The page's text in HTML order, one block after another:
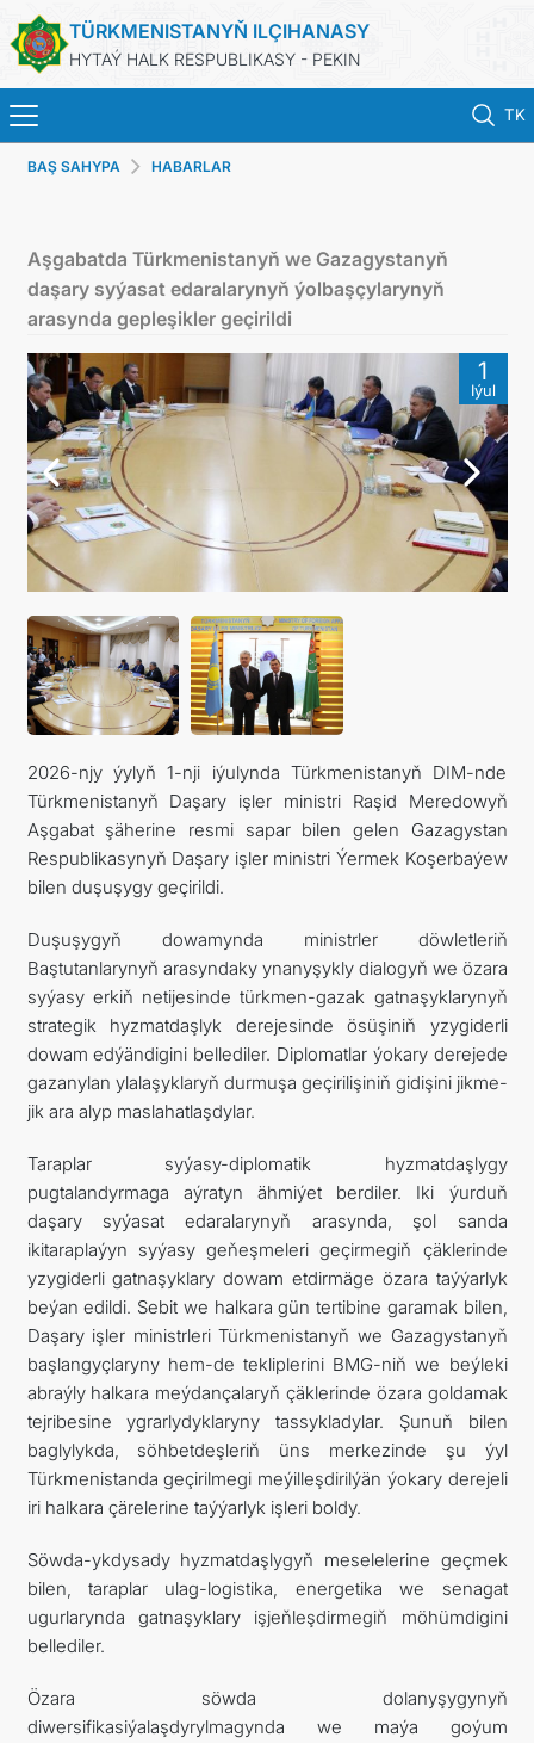
TÜRKMENISTANYŇ ILÇIHANASY
HYTAÝ HALK RESPUBLIKASY - PEKIN
TK
BAŞ SAHYPA
TÜRKMENISTAN
KONSULLYK HYZMATLARY
ARAGATNAŞYK
BAŞ SAHYPA HABARLAR
Aşgabatda Türkmenistanyň we Gazagystanyň
daşary syýasat edaralarynyň ýolbaşçylarynyň
arasynda gepleşikler geçirildi
1
Iýul
2026-njy ýylyň 1-nji iýulynda Türkmenistanyň DIM-nde
Türkmenistanyň Daşary işler ministri Raşid Meredowyň
Aşgabat şäherine resmi sapar bilen gelen Gazagystan
Respublikasynyň Daşary işler ministri Ýermek Koşerbaýew
bilen duşuşygy geçirildi.
Duşuşygyň dowamynda ministrler döwletleriň
Baştutanlarynyň arasyndaky ynanyşykly dialogyň we özara
syýasy erkiň netijesinde türkmen-gazak gatnaşyklarynyň
strategik hyzmatdaşlyk derejesinde ösüşiniň yzygiderli
dowam edýändigini bellediler. Diplomatlar ýokary derejede
gazanylan ylalaşyklaryň durmuşa geçirilişiniň gidişini jikme-
jik ara alyp maslahatlaşdylar.
Taraplar syýasy-diplomatik hyzmatdaşlygy
pugtalandyrmaga aýratyn ähmiýet berdiler. Iki ýurduň
daşary syýasat edaralarynyň arasynda, şol sanda
ikitaraplaýyn syýasy geňeşmeleri geçirmegiň çäklerinde
yzygiderli gatnaşyklary dowam etdirmäge özara taýýarlyk
beýan edildi. Sebit we halkara gün tertibine garamak bilen,
Daşary işler ministrleri Türkmenistanyň we Gazagystanyň
başlangyçlaryny hem-de tekliplerini BMG-niň we beýleki
abraýly halkara meýdançalaryň çäklerinde özara goldamak
tejribesine ygrarlydyklaryny tassykladylar. Şunuň bilen
baglylykda, söhbetdeşleriň üns merkezinde şu ýyl
Türkmenistanda geçirilmegi meýilleşdirilýän ýokary derejeli
iri halkara çärelerine taýýarlyk işleri boldy.
Söwda-ykdysady hyzmatdaşlygyň meselelerine geçmek
bilen, taraplar ulag-logistika, energetika we senagat
ugurlarynda gatnaşyklary işjeňleşdirmegiň möhümdigini
bellediler.
Özara söwda dolanyşygynyň
diwersifikasiýalaşdyrylmagynda we maýa goýum